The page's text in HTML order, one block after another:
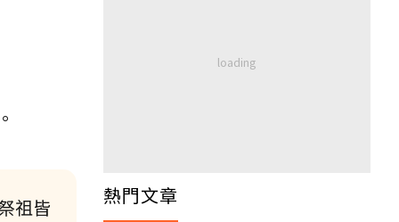
祖皆 熱門文章